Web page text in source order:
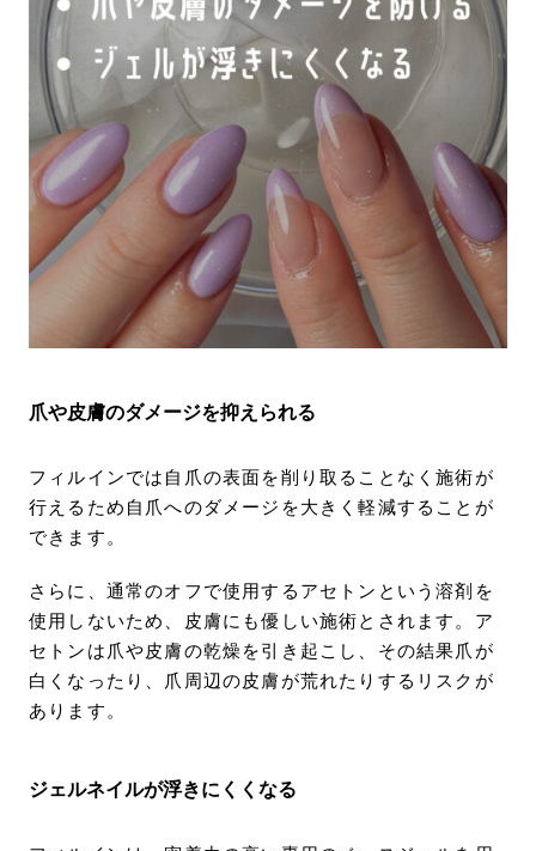
爪や皮膚のダメージを抑えられる
フィルインでは自爪の表面を削り取ることなく施術が
行えるため自爪へのダメージを大きく軽減することが
できます。
さらに、通常のオフで使用するアセトンという溶剤を
使用しないため、皮膚にも優しい施術とされます。ア
セトンは爪や皮膚の乾燥を引き起こし、その結果爪が
白くなったり、爪周辺の皮膚が荒れたりするリスクが
あります。
ジェルネイルが浮きにくくなる